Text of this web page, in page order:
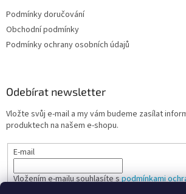
Podmínky doručování
Obchodní podmínky
Podmínky ochrany osobních údajů
Odebírat newsletter
Vložte svůj e-mail a my vám budeme zasílat
produktech na našem e-shopu.
E-mail
Vložením e-mailu souhlasíte spodmínkami